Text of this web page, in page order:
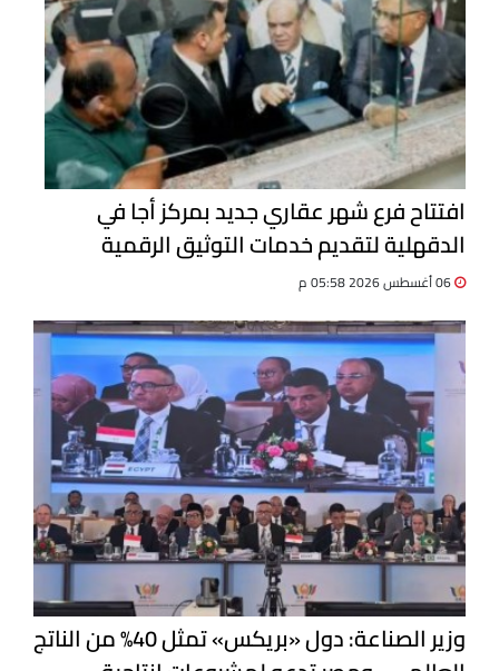
افتتاح فرع شهر عقاري جديد بمركز أجا في
الدقهلية لتقديم خدمات التوثيق الرقمية
وزير الصناعة: دول «بريكس» تمثل 40% من الناتج